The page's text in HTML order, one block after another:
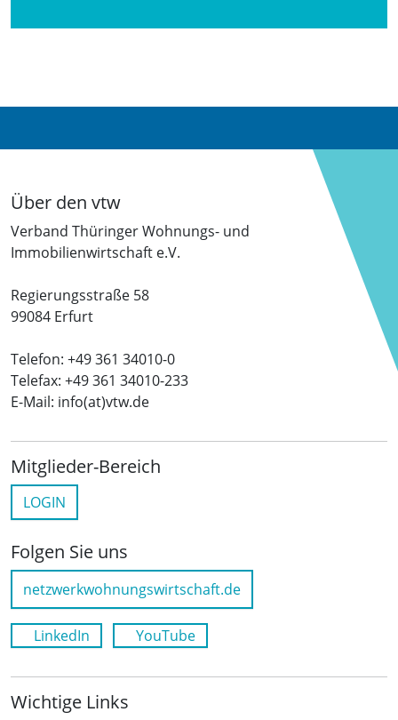
Über den vtw
Verband Thüringer Wohnungs- und
Immobilienwirtschaft e.V.
Regierungsstraße 58
99084 Erfurt
Telefon: +49 361 34010-0
Telefax: +49 361 34010-233
E-Mail: info(at)vtw.de
Mitglieder-Bereich
LOGIN
Folgen Sie uns
netzwerkwohnungswirtschaft.de
LinkedIn YouTube
Wichtige Links